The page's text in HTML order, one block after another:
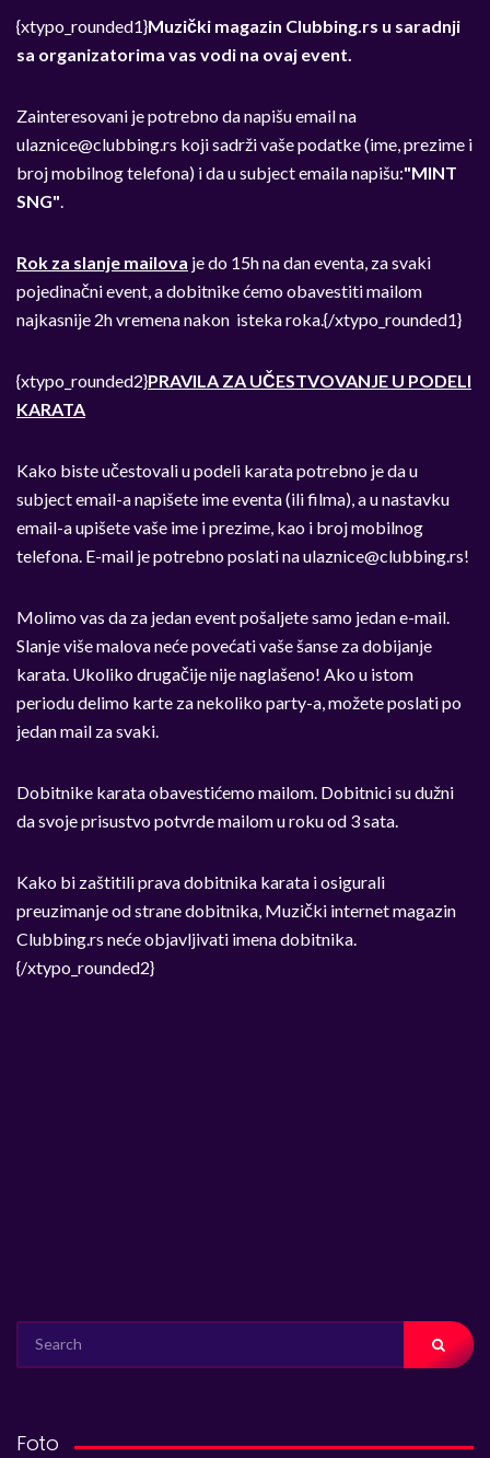
{xtypo_rounded1}Muzički magazin Clubbing.rs u saradnji
sa organizatorima vas vodi na ovaj event.
Zainteresovani je potrebno da napišu email na
ulaznice@clubbing.rs koji sadrži vaše podatke (ime, prezime i
broj mobilnog telefona) i da u subject emaila napišu:"MINT
SNG".
Rok za slanje mailova je do 15h na dan eventa, za svaki
pojedinačni event, a dobitnike ćemo obavestiti mailom
najkasnije 2h vremena nakon isteka roka.{/xtypo_rounded1}
{xtypo_rounded2}PRAVILA ZA UČESTVOVANJE U PODELI
KARATA
Kako biste učestovali u podeli karata potrebno je da u
subject email-a napišete ime eventa (ili filma), a u nastavku
email-a upišete vaše ime i prezime, kao i broj mobilnog
telefona. E-mail je potrebno poslati naulaznice@clubbing.rs!
Molimo vas da za jedan event pošaljete samo jedan e-mail.
Slanje više malova neće povećati vaše šanse za dobijanje
karata. Ukoliko drugačije nije naglašeno! Ako u istom
periodu delimo karte za nekoliko party-a, možete poslati po
jedan mail za svaki.
Dobitnike karata obavestićemo mailom. Dobitnici su dužni
da svoje prisustvo potvrde mailom u roku od 3 sata.
Kako bi zaštitili prava dobitnika karata i osigurali
preuzimanje od strane dobitnika, Muzički internet magazin
Clubbing.rs neće objavljivati imena dobitnika.
{/xtypo_rounded2}
FOR:
Foto